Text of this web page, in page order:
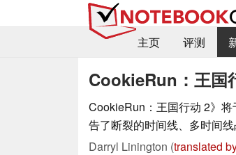
主页
评测
CookieRun：王国
CookieRun：王国行动 2》
告了断裂的时间线、多时间
Darryl Linington (translated